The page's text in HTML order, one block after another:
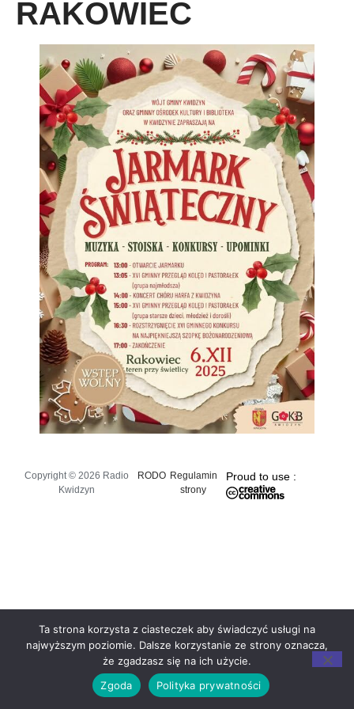
RAKOWIEC
Copyright © 2026 Radio
Kwidzyn
RODO Regulamin
strony
Proud to use :
Ta strona korzysta z ciasteczek aby świadczyć usługi na
najwyższym poziomie. Dalsze korzystanie ze strony oznacza,
że zgadzasz się na ich użycie.
Zgoda
Polityka prywatności